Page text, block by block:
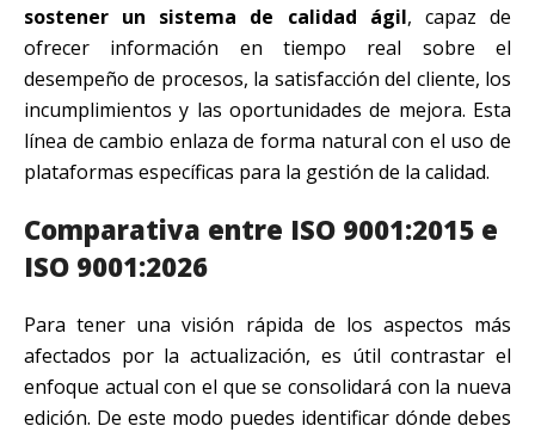
sostener un sistema de calidad ágil, capaz de
ofrecer información en tiempo real sobre el
desempeño de procesos, la satisfacción del cliente, los
incumplimientos y las oportunidades de mejora. Esta
línea de cambio enlaza de forma natural con el uso de
plataformas específicas para la gestión de la calidad.
Comparativa entre ISO 9001:2015 e
ISO 9001:2026
Para tener una visión rápida de los aspectos más
afectados por la actualización, es útil contrastar el
enfoque actual con el que se consolidará con la nueva
edición. De este modo puedes identificar dónde debes